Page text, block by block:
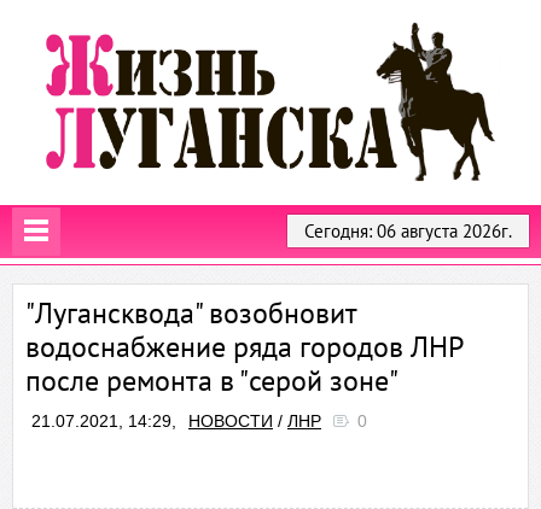
Сегодня: 06 августа 2026г.
"Лугансквода" возобновит
водоснабжение ряда городов ЛНР
после ремонта в "серой зоне"
21.07.2021, 14:29, НОВОСТИ / ЛНР 0